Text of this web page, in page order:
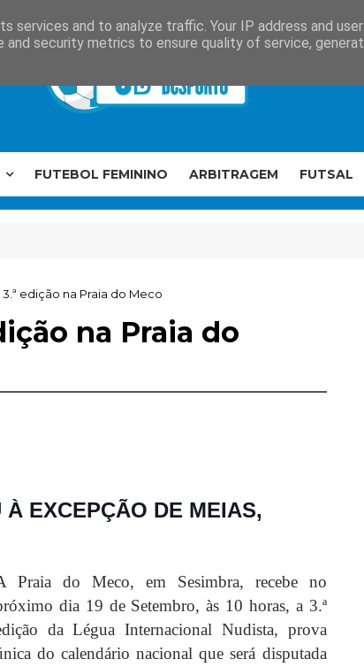
FUTEBOL FEMININO ARBITRAGEM FUTSAL
3.ª edição na Praia do Meco
na Praia do
EXCEPÇÃO DE MEIAS,
Praia do Meco, em Sesimbra, recebe no
dia 19 de Setembro, às 10 horas, a 3.ª
da Légua Internacional Nudista, prova
do calendário nacional que será disputada
services and to analyze traffic. Your IP address and
and security metrics to ensure quality of service,